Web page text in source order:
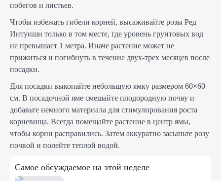
побегов и листьев.
Чтобы избежать гибели корней, высаживайте розы Ред
Интуишн только в том месте, где уровень грунтовых вод
не превышает 1 метра. Иначе растение может не
прижиться и погибнуть в течение двух-трех месяцев после
посадки.
Для посадки выкопайте небольшую ямку размером 60×60
см. В посадочной яме смешайте плодородную почву и
добавьте немного материала для стимулирования роста
корневища. Всегда помещайте растение в центр ямы,
чтобы корни расправились. Затем аккуратно засыпьте розу
почвой и полейте теплой водой.
Самое обсуждаемое на этой неделе